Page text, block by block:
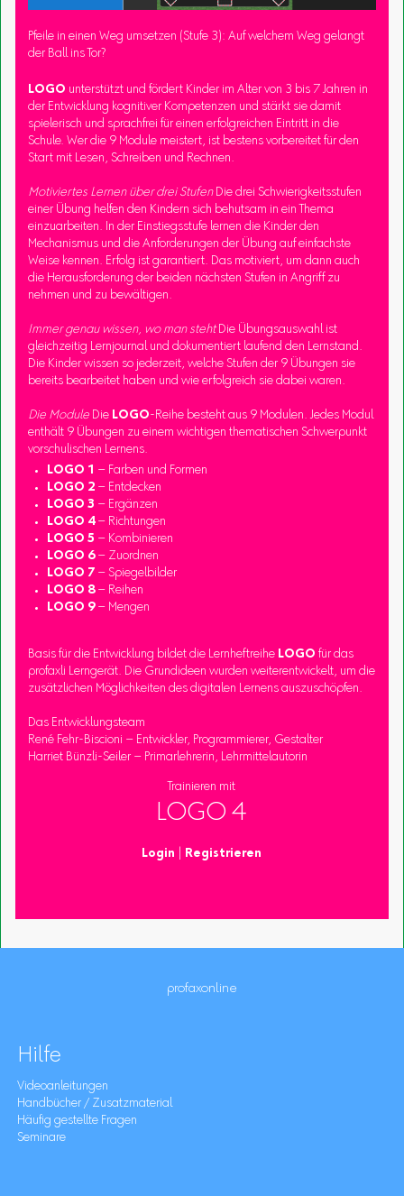
Pfeile in einen Weg umsetzen (Stufe 3): Auf welchem Weg gelangt
der Ball ins Tor?
LOGO unterstützt und fördert Kinder im Alter von 3 bis 7 Jahren in
der Entwicklung kognitiver Kompetenzen und stärkt sie damit
spielerisch und sprachfrei für einen erfolgreichen Eintritt in die
Schule. Wer die 9 Module meistert, ist bestens vorbereitet für den
Start mit Lesen, Schreiben und Rechnen.
Motiviertes Lernen über drei StufenDie drei Schwierigkeitsstufen
einer Übung helfen den Kindern sich behutsam in ein Thema
einzuarbeiten. In der Einstiegsstufe lernen die Kinder den
Mechanismus und die Anforderungen der Übung auf einfachste
Weise kennen. Erfolg ist garantiert. Das motiviert, um dann auch
die Herausforderung der beiden nächsten Stufen in Angriff zu
nehmen und zu bewältigen.
Immer genau wissen, wo man stehtDie Übungsauswahl ist
gleichzeitig Lernjournal und dokumentiert laufend den Lernstand.
Die Kinder wissen so jederzeit, welche Stufen der 9 Übungen sie
bereits bearbeitet haben und wie erfolgreich sie dabei waren.
Die Module Die LOGO-Reihe besteht aus 9 Modulen. Jedes Modul
enthält 9 Übungen zu einem wichtigen thematischen Schwerpunkt
vorschulischen Lernens.
LOGO 1 – Farben und Formen
LOGO 2 – Entdecken
LOGO 3 – Ergänzen
LOGO 4– Richtungen
LOGO 5 – Kombinieren
LOGO 6– Zuordnen
LOGO 7 – Spiegelbilder
LOGO 8– Reihen
LOGO 9– Mengen
Basis für die Entwicklung bildet die Lernheftreihe LOGO für das
profaxli Lerngerät. Die Grundideen wurden weiterentwickelt, um die
zusätzlichen Möglichkeiten des digitalen Lernens auszuschöpfen.
Das Entwicklungsteam
René Fehr-Biscioni – Entwickler, Programmierer, Gestalter
Harriet Bünzli-Seiler – Primarlehrerin, Lehrmittelautorin
Trainieren mit
LOGO 4
Login Registrieren
profaxonline
Hilfe
Videoanleitungen
Handbücher / Zusatzmaterial
Häufig gestellte Fragen
Seminare